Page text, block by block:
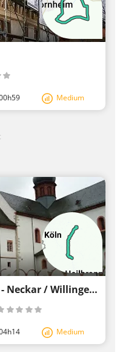
Medium
Route1 / Sauerland - Rhein - Neckar / Willingen - Oppenheim
Medium